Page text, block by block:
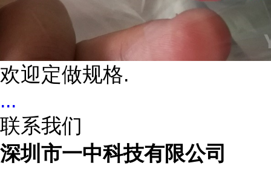
欢迎定做规格.
...
联系我们
深圳市一中科技有限公司